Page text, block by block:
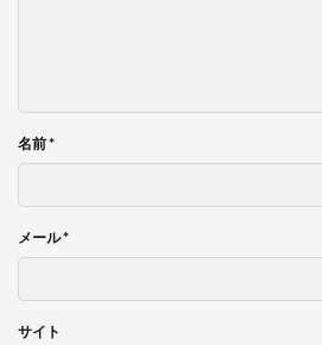
名前*
メール*
サイト